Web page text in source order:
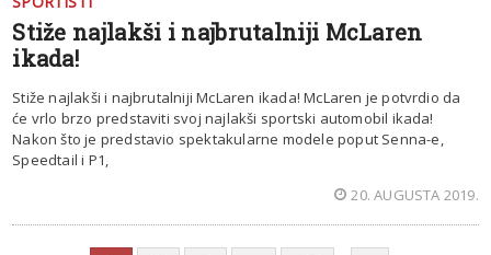
Stiže najlakši i najbrutalniji McLaren
ikada!
Stiže najlakši i najbrutalniji McLaren ikada! McLaren je potvrdio da
će vrlo brzo predstaviti svoj najlakši sportski automobil ikada!
Nakon što je predstavio spektakularne modele poput Senna-e,
Speedtail i P1,
20. AUGUSTA 2019.